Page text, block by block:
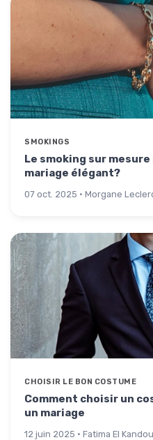
SMOKINGS
Le smoking sur
mariage élégant?
07 oct. 2025 · Morgane
CHOISIR LE BON COSTUME
Comment choisir un
un mariage
12 juin 2025 · Fatima El